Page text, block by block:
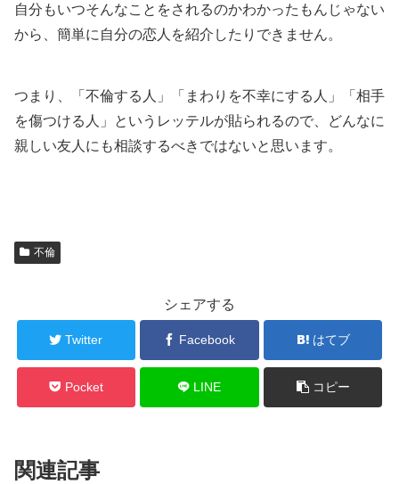
自分もいつそんなことをされるのかわかったもんじゃない
から、簡単に自分の恋人を紹介したりできません。
つまり、「不倫する人」「まわりを不幸にする人」「相手
を傷つける人」というレッテルが貼られるので、どんなに
親しい友人にも相談するべきではないと思います。
不倫
シェアする
Twitter Facebook はてブ
Pocket LINE コピー
関連記事